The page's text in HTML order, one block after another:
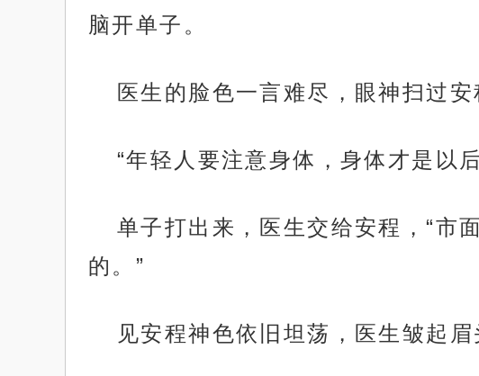
脑开单子。
医生的脸色一言难尽，眼神扫过
“年轻人要注意身体，身体才是以
单子打出来，医生交给安程，“市
的。”
见安程神色依旧坦荡，医生皱起